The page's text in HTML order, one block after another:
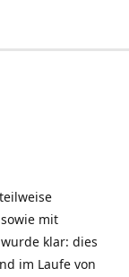
mit
klar: dies
im Laufe von